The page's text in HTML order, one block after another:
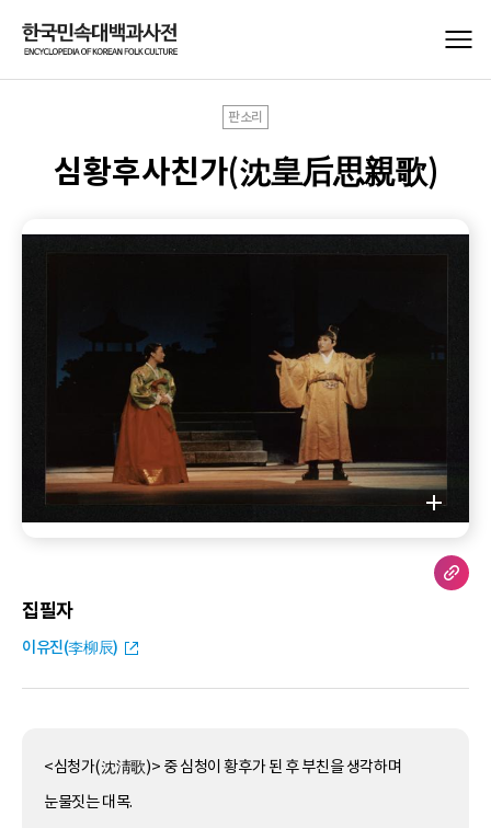
판소리
심황후사친가(沈皇后思親歌)
집필자
이유진(李柳辰)
<심청가(沈淸歌)> 중 심청이 황후가 된 후 부친을 생각하며
눈물짓는 대목.